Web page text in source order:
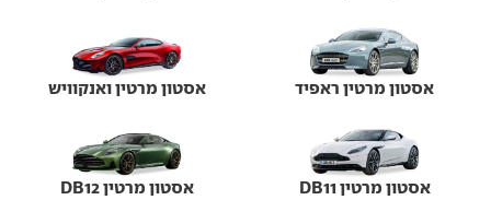
אסטון מרטין ראפיד אסטון מרטין ואנקוויש
אסטון מרטין DB11 אסטון מרטין DB12